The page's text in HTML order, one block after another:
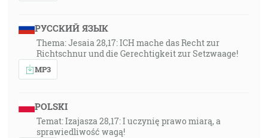
РУССКИЙ ЯЗЫК
Thema: Jesaia 28,17: ICH mache das Recht zur
Richtschnur und die Gerechtigkeit zur Setzwaage!
MP3
POLSKI
Temat: Izajasza 28,17: I uczynię prawo miarą, a
sprawiedliwość wagą!